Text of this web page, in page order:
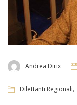
Andrea Dirix
Dilettanti Regionali,